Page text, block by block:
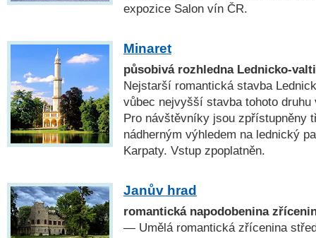
expozice Salon vín ČR.
Minaret
působivá rozhledna Lednicko-
Nejstarší romantická stavba
vůbec nejvyšší stavba tohoto
Pro návštěvníky jsou zpřístupněny
nádherným výhledem na lednický
Karpaty. Vstup zpoplatněn.
Janův hrad
romantická napodobenina
— Umělá romantická zřícenina